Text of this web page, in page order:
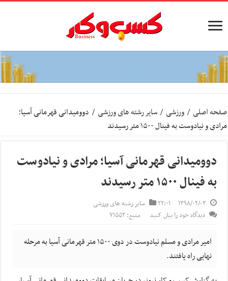
صفحه اصلی / ورزشی / سایر رشته های ورزشی / دوومیدانی قهرمانی آسیا؛
مرادی و نیادوست به فینال ۱۵۰۰ متر رسیدند
دوومیدانی قهرمانی آسیا؛ مرادی و نیادوست
به فینال ۱۵۰۰ متر رسیدند
۱۳۹۸/۰۲/۰۳ ۲۲:۰۱
سایر رشته های ورزشی
دیدگاه خود را بیان کنید
منبع: ۷۱۵۵۲
امیر مرادی و مسلم نیادوست در دوی ۱۵۰۰ متر قهرمانی آسیا به مرحله
نهایی راه یافتند.